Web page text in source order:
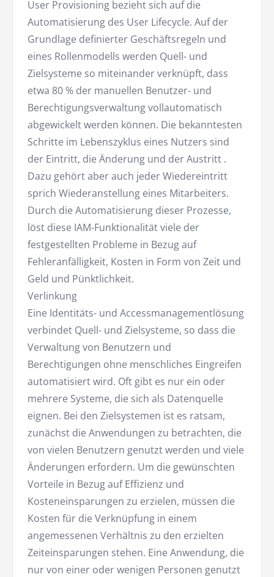
User Provisioning bezieht sich auf die
Automatisierung des User Lifecycle. Auf der
Grundlage definierter Geschäftsregeln und
eines Rollenmodells werden Quell- und
Zielsysteme so miteinander verknüpft, dass
etwa 80 % der manuellen Benutzer- und
Berechtigungsverwaltung vollautomatisch
abgewickelt werden können. Die bekanntesten
Schritte im Lebenszyklus eines Nutzers sind
der Eintritt, die Änderung und der Austritt .
Dazu gehört aber auch jeder Wiedereintritt
sprich Wiederanstellung eines Mitarbeiters.
Durch die Automatisierung dieser Prozesse,
löst diese IAM-Funktionalität viele der
festgestellten Probleme in Bezug auf
Fehleranfälligkeit, Kosten in Form von Zeit und
Geld und Pünktlichkeit.
Verlinkung
Eine Identitäts- und Accessmanagementlösung
verbindet Quell- und Zielsysteme, so dass die
Verwaltung von Benutzern und
Berechtigungen ohne menschliches Eingreifen
automatisiert wird. Oft gibt es nur ein oder
mehrere Systeme, die sich als Datenquelle
eignen. Bei den Zielsystemen ist es ratsam,
zunächst die Anwendungen zu betrachten, die
von vielen Benutzern genutzt werden und viele
Änderungen erfordern. Um die gewünschten
Vorteile in Bezug auf Effizienz und
Kosteneinsparungen zu erzielen, müssen die
Kosten für die Verknüpfung in einem
angemessenen Verhältnis zu den erzielten
Zeiteinsparungen stehen. Eine Anwendung, die
nur von einer oder wenigen Personen genutzt